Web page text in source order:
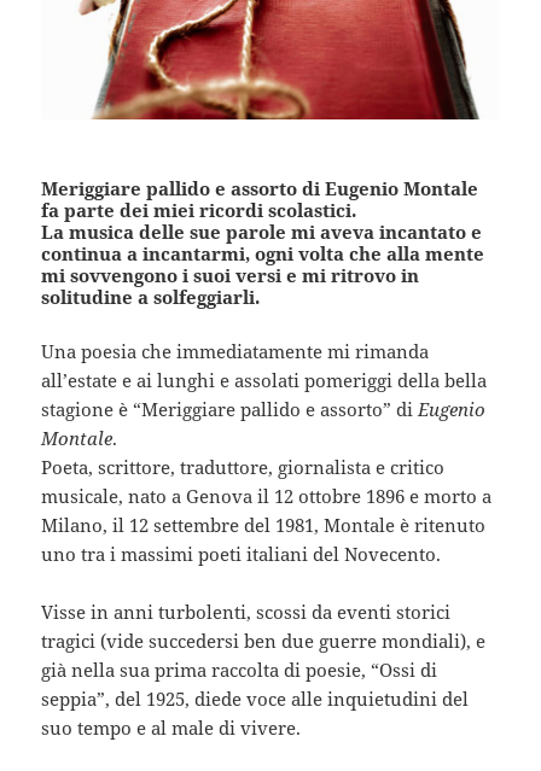
Meriggiare pallido e assorto di Eugenio Montale
fa parte dei miei ricordi scolastici.
La musica delle sue parole mi aveva incantato e
continua a incantarmi, ogni volta che alla mente
mi sovvengono i suoi versi e mi ritrovo in
solitudine a solfeggiarli.
Una poesia che immediatamente mi rimanda
all’estate e ai lunghi e assolati pomeriggi della bella
stagione è “Meriggiare pallido e assorto” di Eugenio
Montale.
Poeta, scrittore, traduttore, giornalista e critico
musicale, nato a Genova il 12 ottobre 1896 e morto a
Milano, il 12 settembre del 1981, Montale è ritenuto
uno tra i massimi poeti italiani del Novecento.
Visse in anni turbolenti, scossi da eventi storici
tragici (vide succedersi ben due guerre mondiali), e
già nella sua prima raccolta di poesie, “Ossi di
seppia”, del 1925, diede voce alle inquietudini del
suo tempo e al male di vivere.